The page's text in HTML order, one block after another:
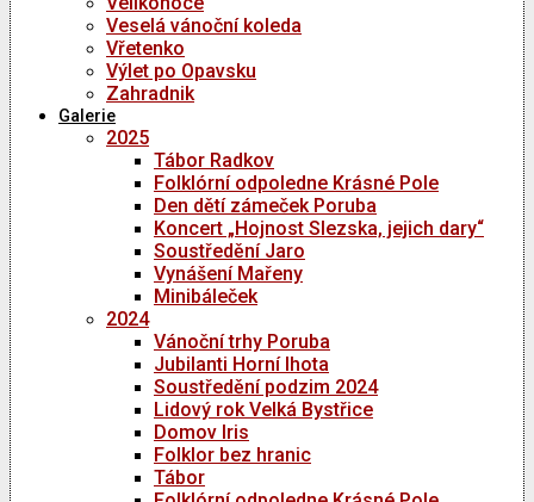
Veselá vánoční koleda
Vřetenko
Výlet po Opavsku
Zahradnik
Galerie
2025
Tábor Radkov
Folklórní odpoledne Krásné Pole
Den dětí zámeček Poruba
Koncert „Hojnost Slezska, jejich dary“
Soustředění Jaro
Vynášení Mařeny
Minibáleček
2024
Vánoční trhy Poruba
Jubilanti Horní lhota
Soustředění podzim 2024
Lidový rok Velká Bystřice
Domov Iris
Folklor bez hranic
Tábor